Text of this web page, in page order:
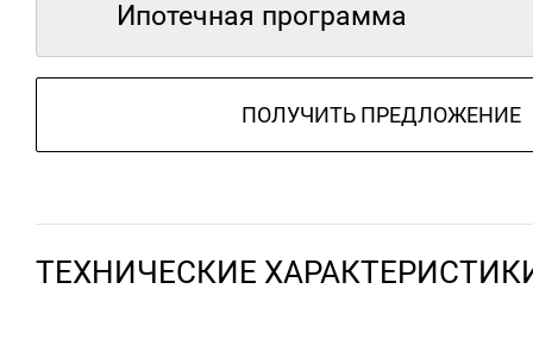
Ипотечная программа
ПОЛУЧИТЬ ПРЕДЛОЖЕНИЕ
ТЕХНИЧЕСКИЕ